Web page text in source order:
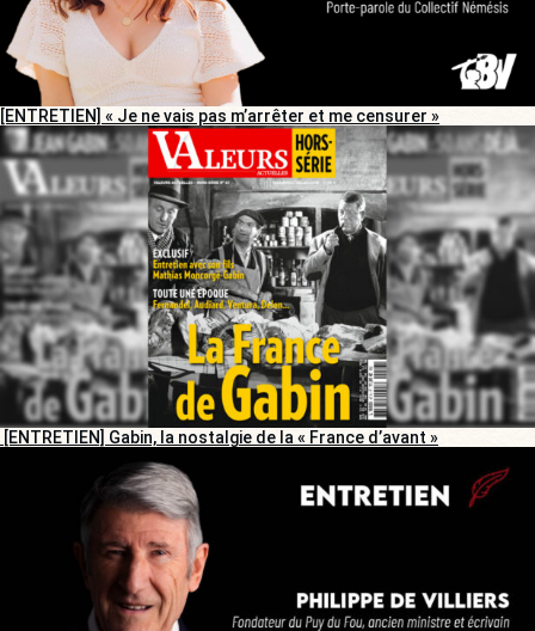
[ENTRETIEN] « Je ne vais pas m’arrêter et me censurer »
[ENTRETIEN] Gabin, la nostalgie de la « France d’avant »